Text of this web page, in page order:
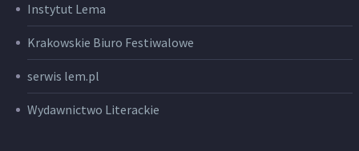
Instytut Lema
Krakowskie Biuro Festiwalowe
serwis lem.pl
Wydawnictwo Literackie